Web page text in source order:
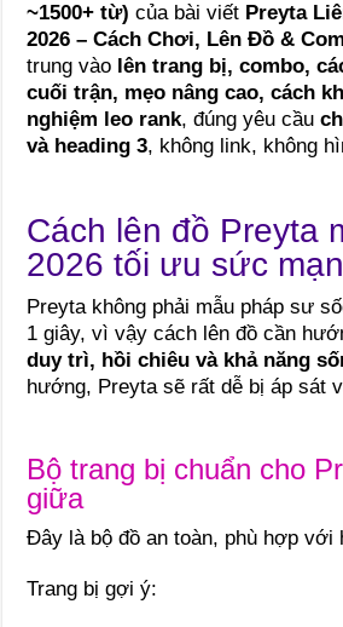
~1500+ từ) của bài viết Preyta
2026 – Cách Chơi, Lên Đồ &
trung vào lên trang bị, combo,
cuối trận, mẹo nâng cao, cách
nghiệm leo rank, đúng yêu cầu
và heading 3, không link, không
Cách lên đồ Preyta
2026 tối ưu sức
Preyta không phải mẫu pháp sư
1 giây, vì vậy cách lên đồ cần
duy trì, hồi chiêu và khả năng
hướng, Preyta sẽ rất dễ bị áp sát
Bộ trang bị chuẩn cho
giữa
Đây là bộ đồ an toàn, phù hợp với
Trang bị gợi ý: